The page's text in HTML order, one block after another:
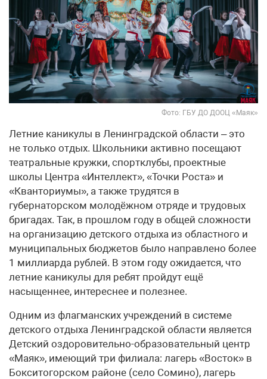
Фото: ГБУ ДО ДООЦ «Маяк»
Летние каникулы в Ленинградской области – это
не только отдых. Школьники активно посещают
театральные кружки, спортклубы, проектные
школы Центра «Интеллект», «Точки Роста» и
«Кванториумы», а также трудятся в
губернаторском молодёжном отряде и трудовых
бригадах. Так, в прошлом году в общей сложности
на организацию детского отдыха из областного и
муниципальных бюджетов было направлено более
1 миллиарда рублей. В этом году ожидается, что
летние каникулы для ребят пройдут ещё
насыщеннее, интереснее и полезнее.
Одним из флагманских учреждений в системе
детского отдыха Ленинградской области является
Детский оздоровительно-образовательный центр
«Маяк», имеющий три филиала: лагерь «Восток» в
Бокситогорском районе (село Сомино), лагерь